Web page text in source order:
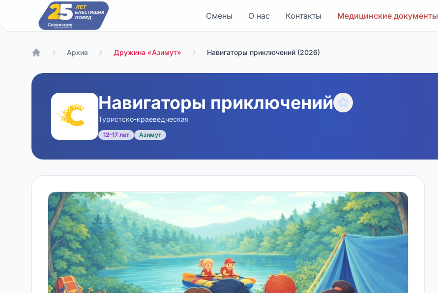
Смены О нас Контакты Медицинские документы
Архив Дружина «Азимут» Навигаторы приключений (2026)
Навигаторы приключений
Туристско-краеведческая
12-17 лет Азимут